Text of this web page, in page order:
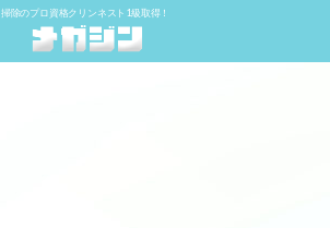
掃除のプロ資格クリンネスト1級取得！